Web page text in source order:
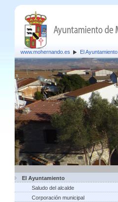
www.mohernando.es El Ayuntamiento
El Ayuntamiento
Saludo del alcalde
Corporación municipal